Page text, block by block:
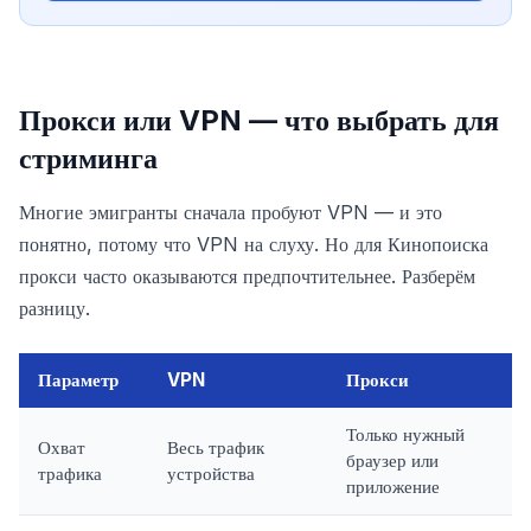
Прокси или VPN — что выбрать для
стриминга
Многие эмигранты сначала пробуют VPN — и это
понятно, потому что VPN на слуху. Но для Кинопоиска
прокси часто оказываются предпочтительнее. Разберём
разницу.
Параметр VPN Прокси
Охват
трафика
Весь трафик
устройства
Только нужный
браузер или
приложение